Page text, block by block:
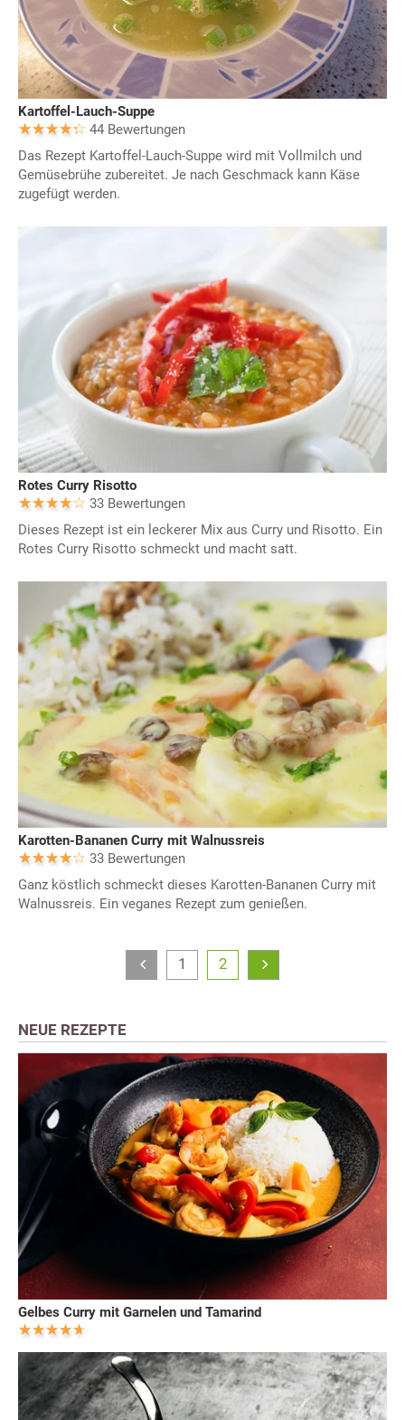
Kartoffel-Lauch-Suppe
44 Bewertungen
Das Rezept Kartoffel-Lauch-Suppe wird mit Vollmilch und
Gemüsebrühe zubereitet. Je nach Geschmack kann Käse
zugefügt werden.
Rotes Curry Risotto
33 Bewertungen
Dieses Rezept ist ein leckerer Mix aus Curry und Risotto. Ein
Rotes Curry Risotto schmeckt und macht satt.
Karotten-Bananen Curry mit Walnussreis
33 Bewertungen
Ganz köstlich schmeckt dieses Karotten-Bananen Curry mit
Walnussreis. Ein veganes Rezept zum genießen.
1 2
NEUE REZEPTE
Gelbes Curry mit Garnelen und Tamarind